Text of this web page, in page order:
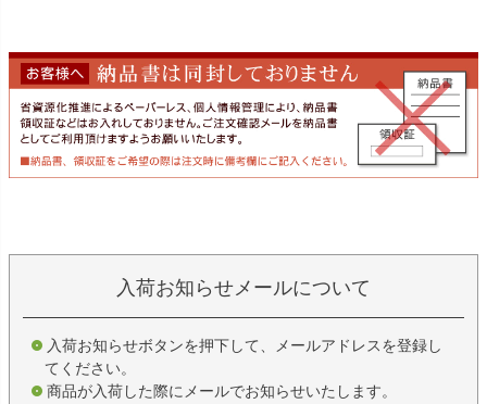
入荷お知らせメールについて
入荷お知らせボタンを押下して、メールアドレスを登録し
てください。
商品が入荷した際にメールでお知らせいたします。